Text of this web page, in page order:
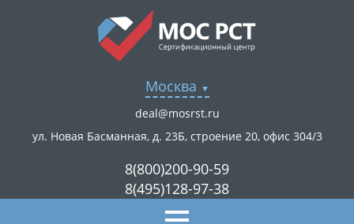
Москва
deal@mosrst.ru
ул. Новая Басманная, д. 23Б, строение 20, офис 304/3
8(800)200-90-59
8(495)128-97-38